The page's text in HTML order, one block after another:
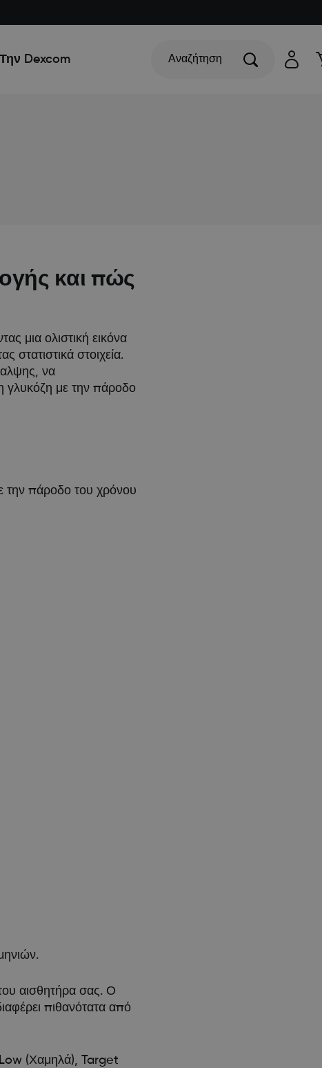
Dexcom Αναζήτηση
και πώς
μια ολιστική εικόνα
στατιστικά στοιχεία.
να
γλυκόζη με την πάροδο
την πάροδο του χρόνου
αισθητήρα σας. Ο
πιθανότατα από
Low (Χαμηλά), Target